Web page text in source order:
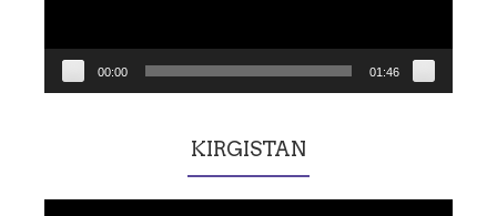
00:00 01:46
KIRGISTAN